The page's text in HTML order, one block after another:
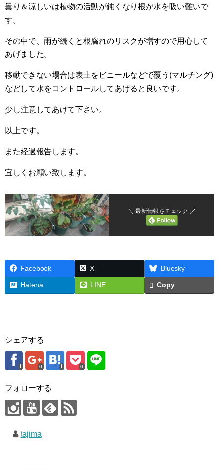
曇り＆涼しいは植物の活動が鈍くなり根が水を吸い難いで
す。
その中で、雨が続くと根腐れのリスクが増すので用心して
あげました。
移動できない場合は表土をビニールなどで覆う(マルチング)
などして水をコントロールしてあげると良いです。
少し注意してあげて下さい。
以上です。
また経過報告します。
宜しくお願い致します。
＼ 最新情報をチェック ／
Facebook X Bluesky
Hatena LINE Copy
シェアする
0 0
フォローする
tajima